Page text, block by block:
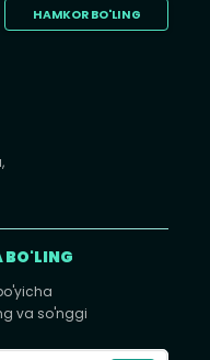
HAMKOR BO'LING
BO'LING
va so'nggi